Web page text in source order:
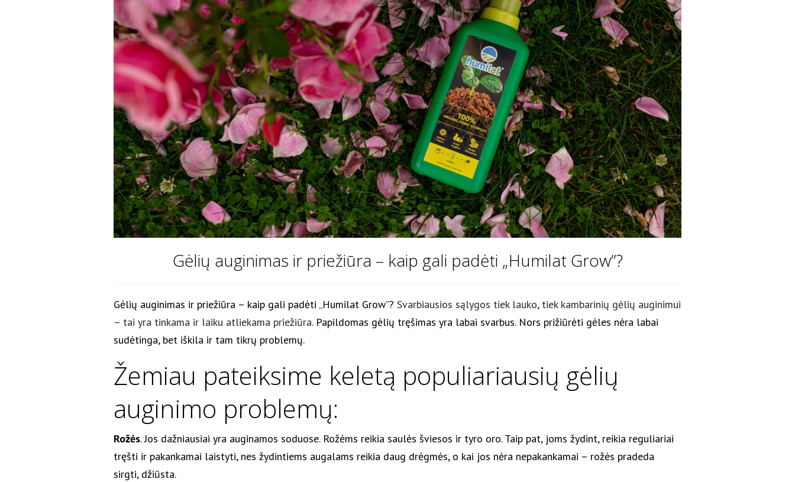
Gėlių auginimas ir priežiūra – kaip gali padėti „Humilat Grow”?
Gėlių auginimas ir priežiūra – kaip gali padėti „Humilat Grow”? Svarbiausios sąlygos tiek lauko, tiek kambarinių gėlių auginimui
– tai yra tinkama ir laiku atliekama priežiūra. Papildomas gėlių tręšimas yra labai svarbus. Nors prižiūrėti gėles nėra labai
sudėtinga, bet iškila ir tam tikrų problemų.
Žemiau pateiksime keletą populiariausių gėlių
auginimo problemų:
Rožės. Jos dažniausiai yra auginamos soduose. Rožėms reikia saulės šviesos ir tyro oro. Taip pat, joms žydint, reikia reguliariai
tręšti ir pakankamai laistyti, nes žydintiems augalams reikia daug drėgmės, o kai jos nėra nepakankamai – rožės pradeda
sirgti, džiūsta.